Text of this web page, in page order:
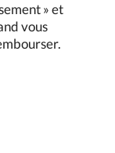
» et
vous